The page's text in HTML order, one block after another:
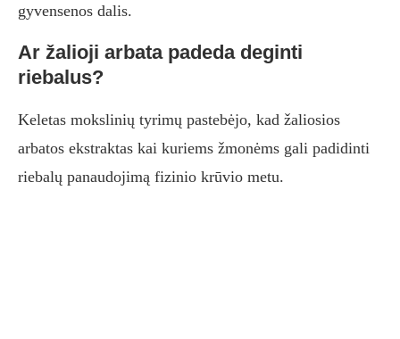
gyvensenos dalis.
Ar žalioji arbata padeda deginti
riebalus?
Keletas mokslinių tyrimų pastebėjo, kad žaliosios
arbatos ekstraktas kai kuriems žmonėms gali padidinti
riebalų panaudojimą fizinio krūvio metu.